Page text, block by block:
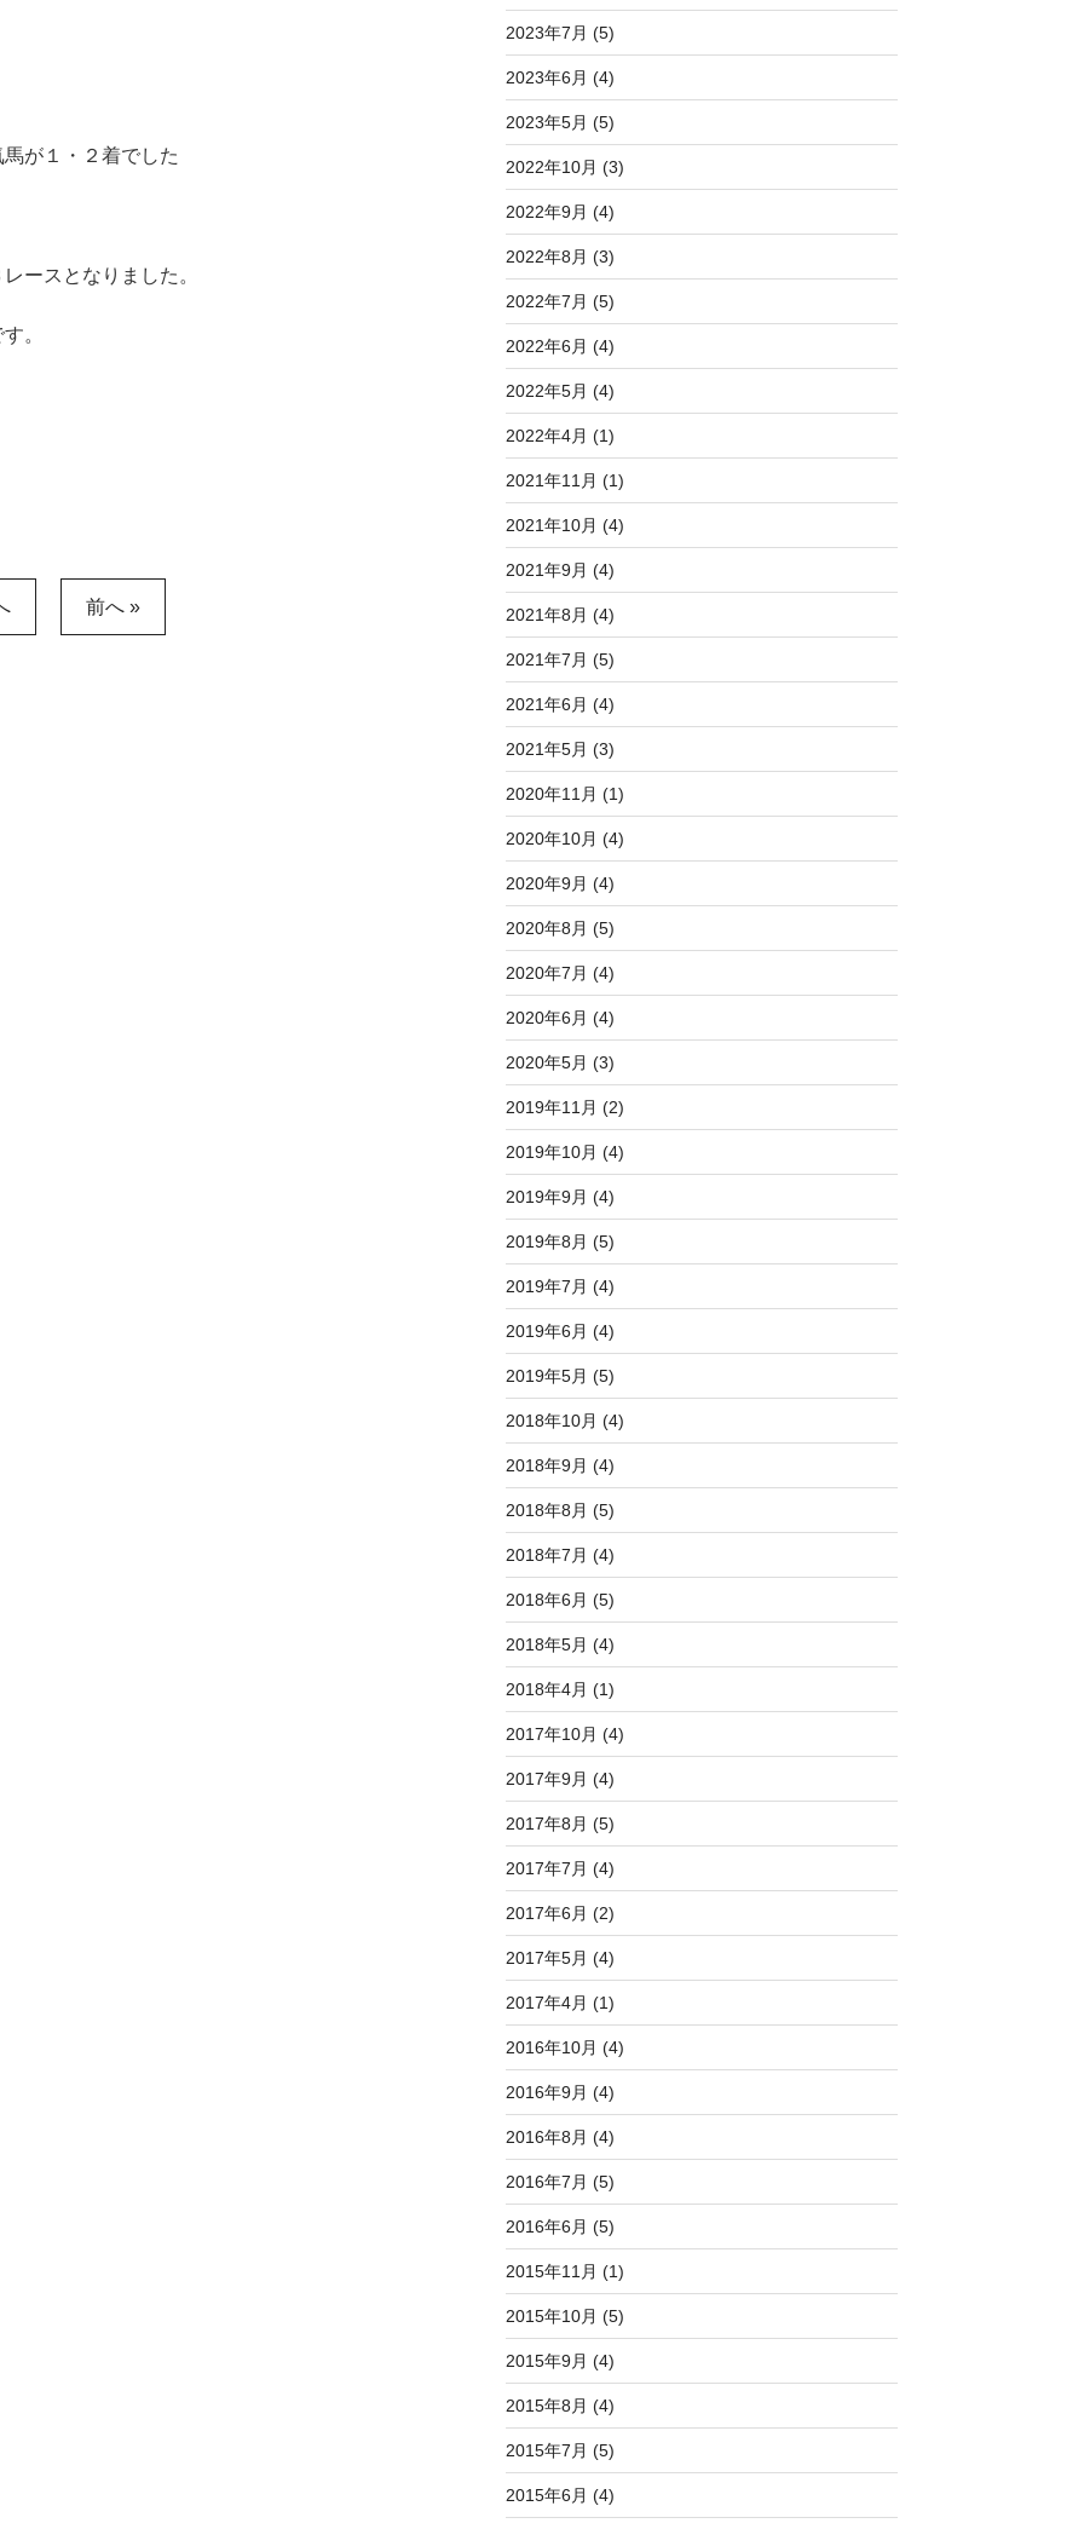
が１・２着でした
ースとなりました。
。
前へ »
2023年7月 (5)
2023年6月 (4)
2023年5月 (5)
2022年10月 (3)
2022年9月 (4)
2022年8月 (3)
2022年7月 (5)
2022年6月 (4)
2022年5月 (4)
2022年4月 (1)
2021年11月 (1)
2021年10月 (4)
2021年9月 (4)
2021年8月 (4)
2021年7月 (5)
2021年6月 (4)
2021年5月 (3)
2020年11月 (1)
2020年10月 (4)
2020年9月 (4)
2020年8月 (5)
2020年7月 (4)
2020年6月 (4)
2020年5月 (3)
2019年11月 (2)
2019年10月 (4)
2019年9月 (4)
2019年8月 (5)
2019年7月 (4)
2019年6月 (4)
2019年5月 (5)
2018年10月 (4)
2018年9月 (4)
2018年8月 (5)
2018年7月 (4)
2018年6月 (5)
2018年5月 (4)
2018年4月 (1)
2017年10月 (4)
2017年9月 (4)
2017年8月 (5)
2017年7月 (4)
2017年6月 (2)
2017年5月 (4)
2017年4月 (1)
2016年10月 (4)
2016年9月 (4)
2016年8月 (4)
2016年7月 (5)
2016年6月 (5)
2015年11月 (1)
2015年10月 (5)
2015年9月 (4)
2015年8月 (4)
2015年7月 (5)
2015年6月 (4)